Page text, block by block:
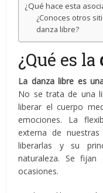
¿Qué hace esta
¿Conoces otros
danza libre?
¿Qué es la
La danza libre es
No se trata de una
liberar el cuerpo
emociones. La
externa de
liberarlas y su
naturaleza. Se
ocasiones.